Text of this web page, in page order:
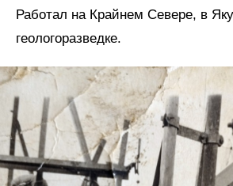
Работал на Крайнем Севере, в
геологоразведке.